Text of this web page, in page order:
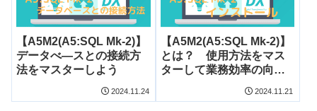
【A5M2(A5:SQL Mk-2)】
データべ―スとの接続方
法をマスターしよう
2024.11.24
【A5M2(A5:SQL Mk-2)】
とは？ 使用方法をマス
ターして業務効率の向上
2024.11.21